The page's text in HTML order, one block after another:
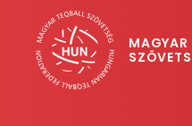
MAGYAR